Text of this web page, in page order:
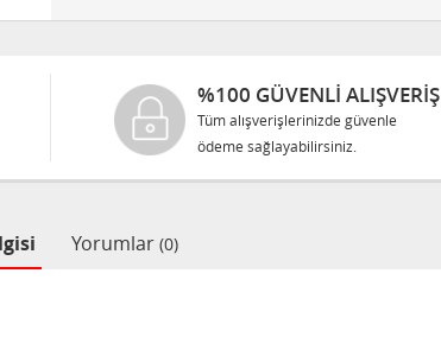
%100 GÜVENLİ ALIŞVERİŞ
Tüm alışverişlerinizde güvenle
ödeme sağlayabilirsiniz.
Yorumlar (0)